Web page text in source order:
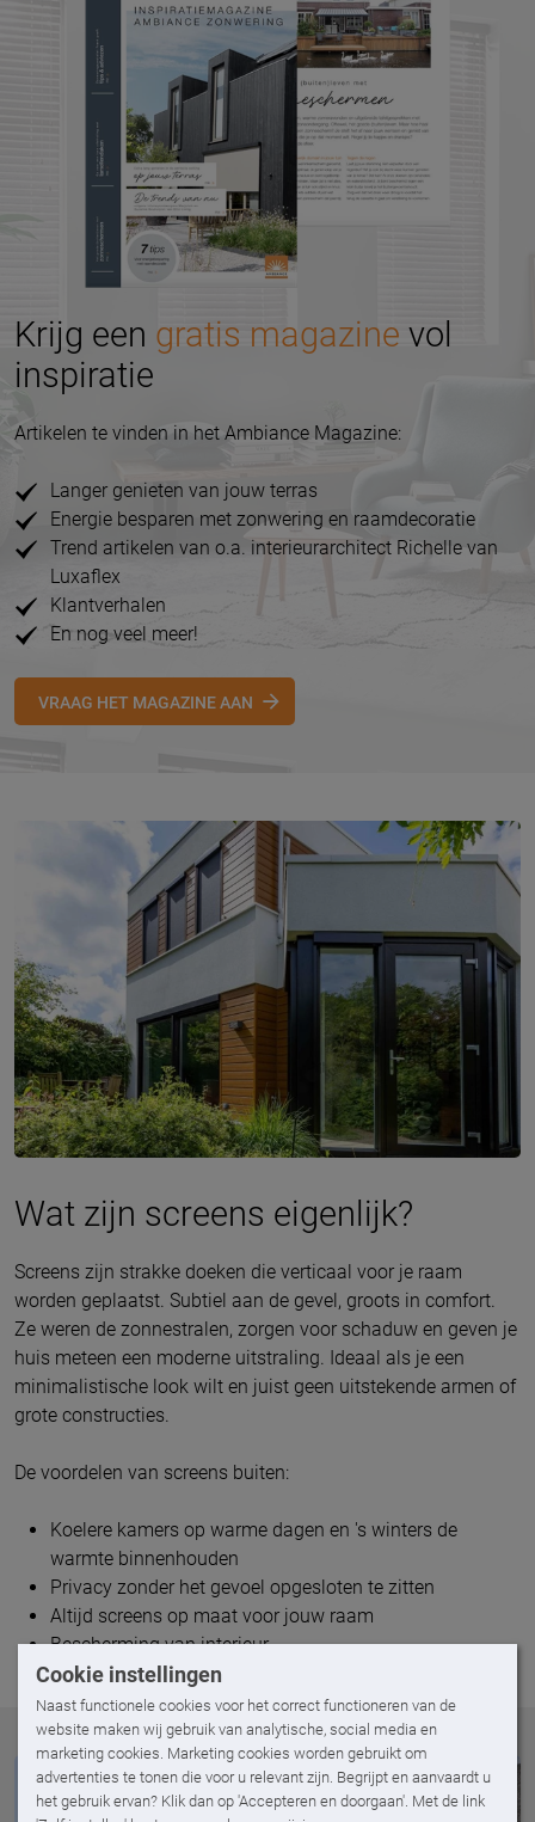
Cookie instellingen
Naast functionele cookies voor het correct functioneren van de
website maken wij gebruik van analytische, social media en
marketing cookies. Marketing cookies worden gebruikt om
advertenties te tonen die voor u relevant zijn. Begrijpt en aanvaardt u
het gebruik ervan? Klik dan op 'Accepteren en doorgaan'. Met de link
Krijg een gratis magazine vol
inspiratie
Artikelen te vinden in het Ambiance Magazine:
Langer genieten van jouw terras
Energie besparen met zonwering en raamdecoratie
Trend artikelen van o.a. interieurarchitect Richelle van
Luxaflex
Klantverhalen
En nog veel meer!
VRAAG HET MAGAZINE AAN
Wat zijn screens eigenlijk?
Screens zijn strakke doeken die verticaal voor je raam
worden geplaatst. Subtiel aan de gevel, groots in comfort.
Ze weren de zonnestralen, zorgen voor schaduw en geven je
huis meteen een moderne uitstraling. Ideaal als je een
minimalistische look wilt en juist geen uitstekende armen of
grote constructies.
De voordelen van screens buiten:
Koelere kamers op warme dagen en 's winters de
warmte binnenhouden
Privacy zonder het gevoel opgesloten te zitten
Altijd screens op maat voor jouw raam
Bescherming van interieur